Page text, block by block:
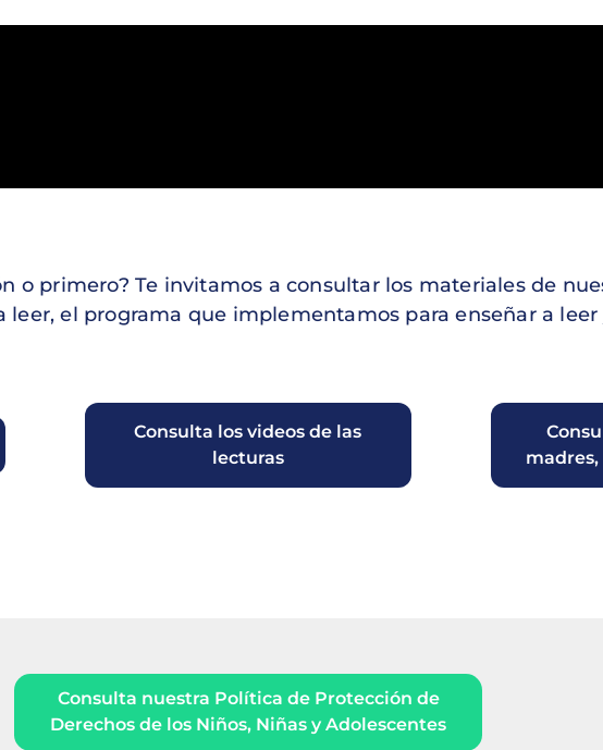
o primero? Te invitamos a consultar los materiales de
leer, el programa que implementamos para enseñar a leer
Consulta los videos de las
lecturas
Consulta nuestra Política de Protección de
Derechos de los Niños, Niñas y Adolescentes